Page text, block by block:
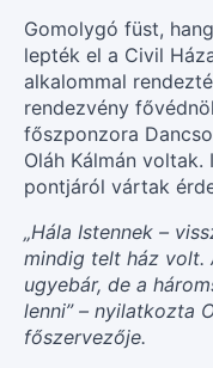
Gomolygó füst,
lepték el a Civil
alkalommal
rendezvény
főszponzora
Oláh Kálmán
pontjáról vártak
„Hála Istennek –
mindig telt ház volt.
ugyebár, de a
lenni” – nyilatkozta
főszervezője.